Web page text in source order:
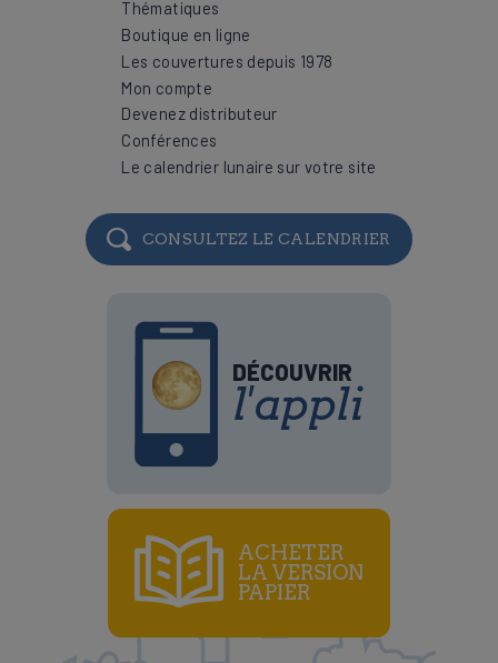
Thématiques
Boutique en ligne
Les couvertures depuis 1978
Mon compte
Devenez distributeur
Conférences
Le calendrier lunaire sur votre site
CONSULTEZ LE CALENDRIER
DÉCOUVRIR
l'appli
ACHETER
LA VERSION
PAPIER